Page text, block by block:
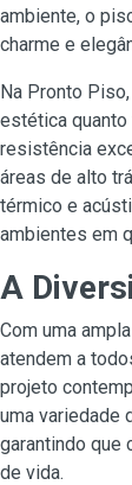
ambiente, o
charme e
Na Pronto
estética
resistência
áreas de alto
térmico e
ambientes em
A
Com uma
atendem a
projeto
uma variedade
garantindo que
de vida.